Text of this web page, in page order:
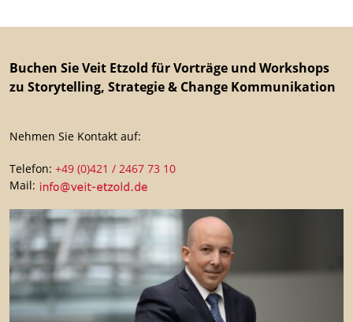
Buchen Sie Veit Etzold für Vorträge und Workshops
zu Storytelling, Strategie & Change Kommunikation
Nehmen Sie Kontakt auf:
Telefon: +49 (0)421 / 2467 73 10
Mail: